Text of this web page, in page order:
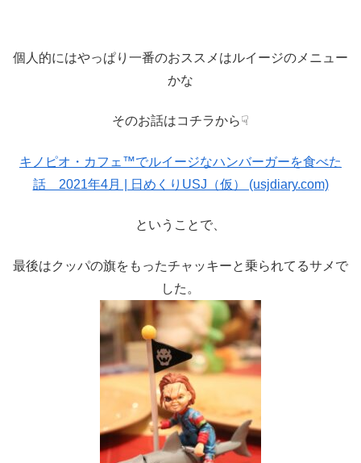
個人的にはやっぱり一番のおススメはルイージのメニュー
かな
そのお話はコチラから☟
キノピオ・カフェ™でルイージなハンバーガーを食べた
話 2021年4月 | 日めくりUSJ（仮） (usjdiary.com)
ということで、
最後はクッパの旗をもったチャッキーと乗られてるサメで
した。